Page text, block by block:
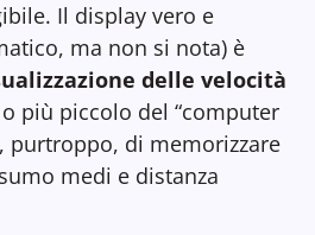
Il display vero e
ma non si nota) è
delle velocità
più piccolo del “computer
purtroppo, di memorizzare
medi e distanza